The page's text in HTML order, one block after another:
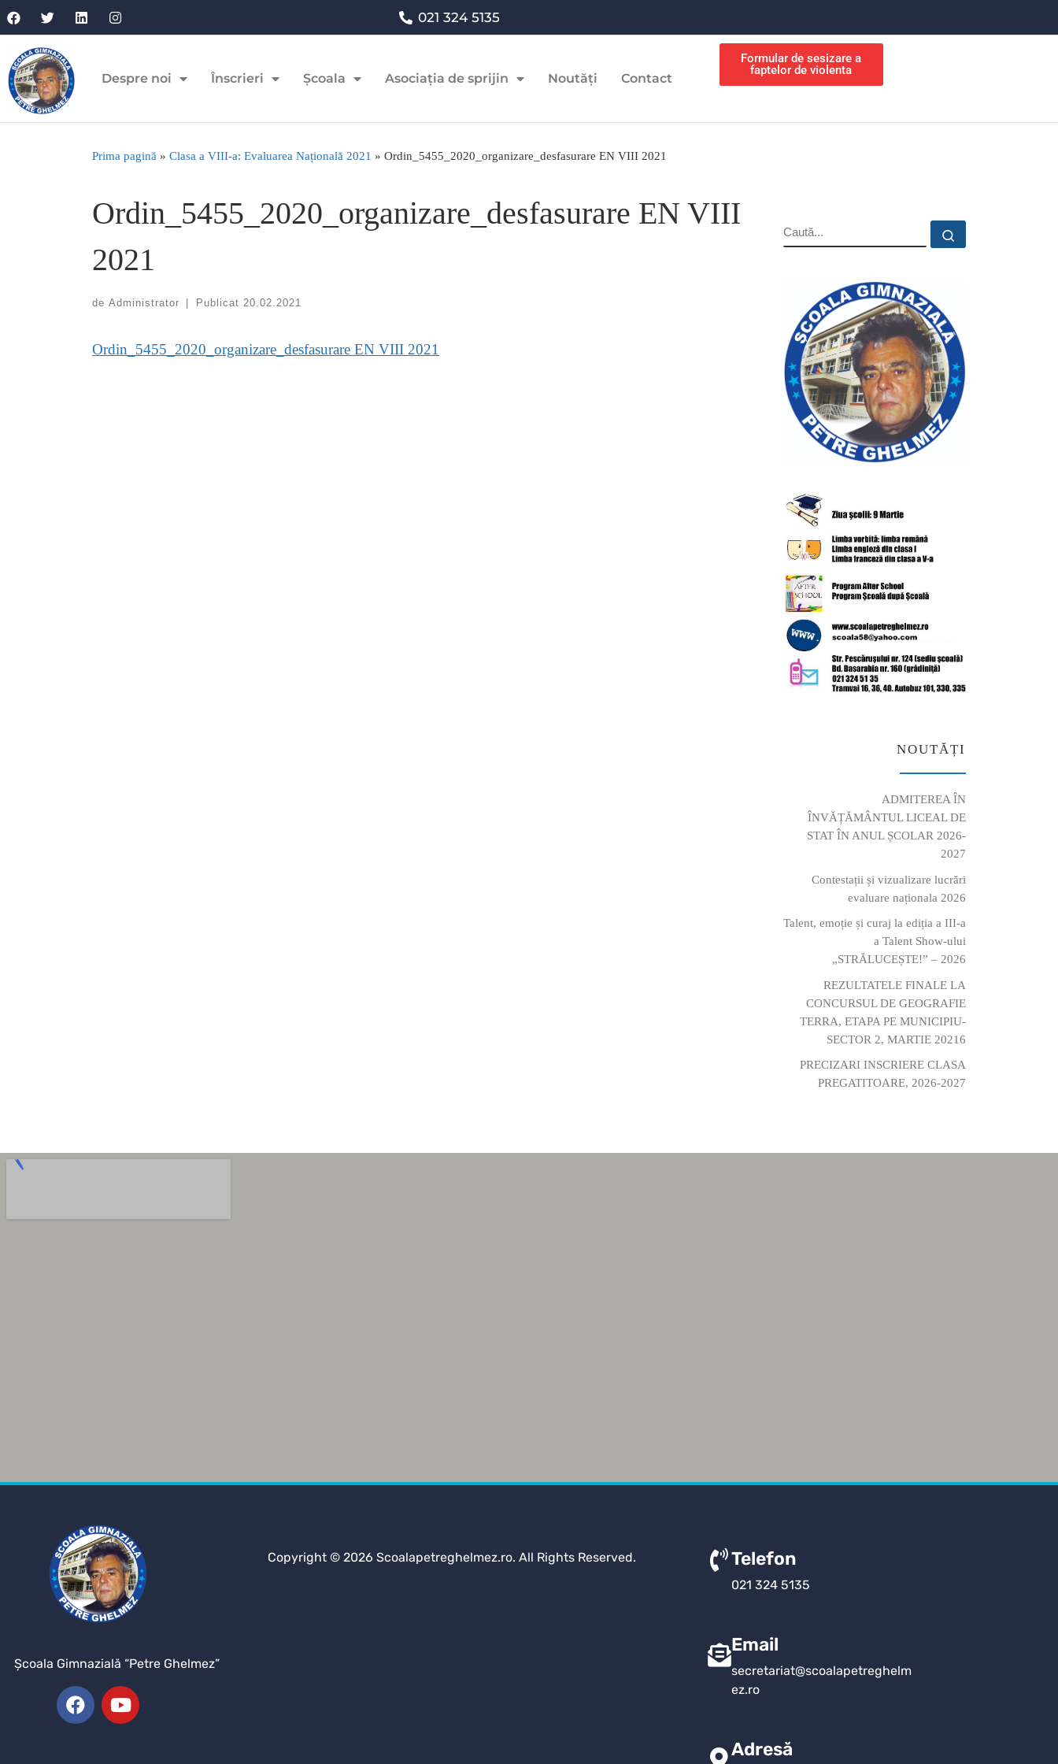
021 324 5135
Despre noi Înscrieri Școala Asociația de sprijin Noutăți Contact
Formular de sesizare a
faptelor de violenta
Prima pagină » Clasa a VIII-a: Evaluarea Națională 2021 » Ordin_5455_2020_organizare_desfasurare EN VIII 2021
Ordin_5455_2020_organizare_desfasurare EN VIII
2021
de Administrator | Publicat 20.02.2021
Ordin_5455_2020_organizare_desfasurare EN VIII 2021
NOUTĂȚI
ADMITEREA ÎN
ÎNVĂȚĂMÂNTUL LICEAL DE
STAT ÎN ANUL ȘCOLAR 2026-
2027
Contestații și vizualizare lucrări
evaluare naționala 2026
Talent, emoție și curaj la ediția a III-a
a Talent Show-ului
„STRĂLUCEȘTE!” – 2026
REZULTATELE FINALE LA
CONCURSUL DE GEOGRAFIE
TERRA, ETAPA PE MUNICIPIU-
SECTOR 2, MARTIE 20216
PRECIZARI INSCRIERE CLASA
PREGATITOARE, 2026-2027
Şcoala Gimnazială “Petre Ghelmez”
Copyright © 2026 Scoalapetreghelmez.ro. All Rights Reserved. Telefon
021 324 5135
Email
secretariat@scoalapetreghelm
ez.ro
Adresă